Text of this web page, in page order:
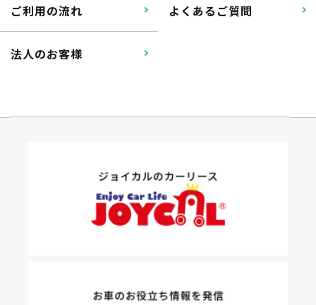
ご利用の流れ よくあるご質問
法人のお客様